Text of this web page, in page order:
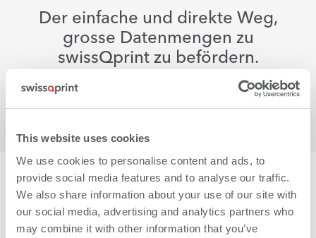
This website uses cookies
We use cookies to personalise content and ads, to
provide social media features and to analyse our traffic.
We also share information about your use of our site with
our social media, advertising and analytics partners who
may combine it with other information that you’ve
Der einfache und direkte Weg,
grosse Datenmengen zu
swissQprint zu befördern.
Upload starten
Kontaktanfrage